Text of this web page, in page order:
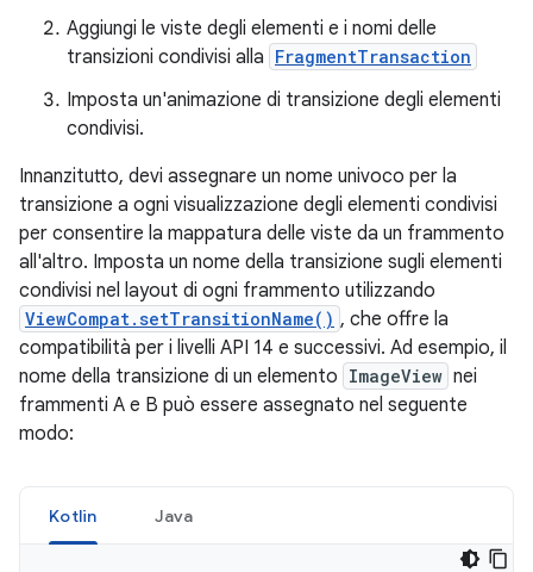
Aggiungi le viste degli elementi e i nomi delle
transizioni condivisi alla FragmentTransaction
Imposta un'animazione di transizione degli elementi
condivisi.
Innanzitutto, devi assegnare un nome univoco per la
transizione a ogni visualizzazione degli elementi condivisi
per consentire la mappatura delle viste da un frammento
all'altro. Imposta un nome della transizione sugli elementi
condivisi nel layout di ogni frammento utilizzando
ViewCompat.setTransitionName() , che offre la
compatibilità per i livelli API 14 e successivi. Ad esempio, il
nome della transizione di un elemento ImageView nei
frammenti A e B può essere assegnato nel seguente
modo:
Kotlin Java